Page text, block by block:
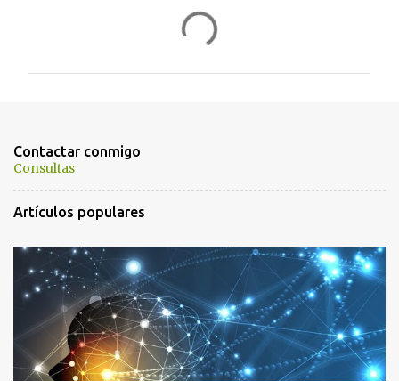
a
r
i
o
s
Contactar conmigo
Consultas
Artículos populares